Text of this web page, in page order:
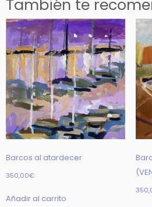
También te
Barcos al atardecer
350,00€
Añadir al carrito